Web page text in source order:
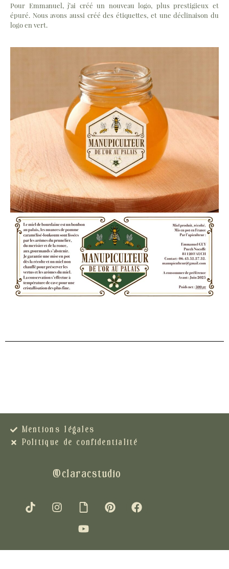
Pour Emmanuel, j’ai créé un nouveau logo, plus prestigieux et
épuré. Nous avons aussi créé des étiquettes, et une déclinaison du
logo en vert.
Mentions légales
Politique de confidentialité
@claracstudio